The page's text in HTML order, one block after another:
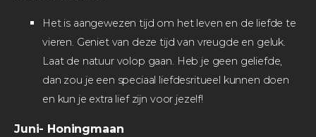
Het is aangewezen tijd om het leven en de liefde te
vieren. Geniet van deze tijd van vreugde en geluk.
Laat de natuur volop gaan. Heb je geen geliefde,
dan zou je een speciaal liefdesritueel kunnen doen
en kun je extra lief zijn voor jezelf!
Juni- Honingmaan